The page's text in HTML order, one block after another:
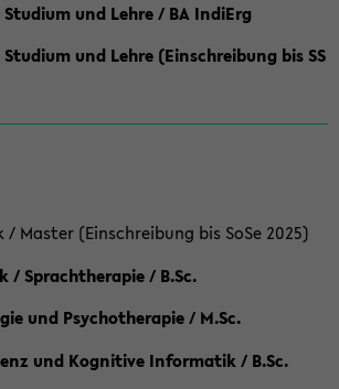
und Lehre / BA IndiErg
und Lehre (Einschreibung bis SS
Master (Einschreibung bis SoSe 2025)
/ Sprachtherapie / B.Sc.
und Psychotherapie / M.Sc.
und Kognitive Informatik / B.Sc.